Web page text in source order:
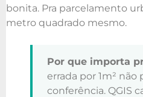
bonita. Pra parcelamento
metro quadrado mesmo.
Por que importa
errada por 1m² não
conferência. QGIS